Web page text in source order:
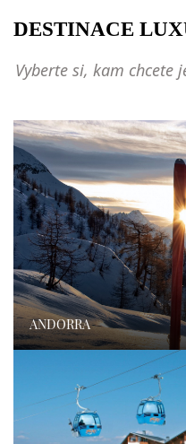
DESTINACE
Vyberte si, kam chcete
ANDORRA